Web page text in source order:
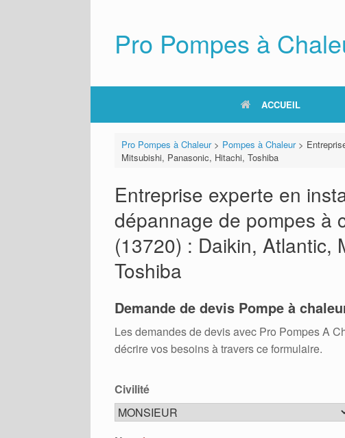
Pro Pompes à
ACCUEIL
Pro Pompes à Chaleur> Pompes à Chaleur>
Mitsubishi, Panasonic, Hitachi, Toshiba
Entreprise experte en
dépannage de pompes à
(13720) : Daikin, Atlantic,
Toshiba
Demande de devis Pompe à
Les demandes de devis avec Pro Pompes A
décrire vos besoins à travers ce formulaire.
Civilité